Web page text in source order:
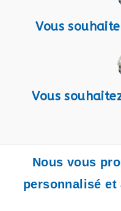
Vous
Vous
Nous vous
personnalisé et